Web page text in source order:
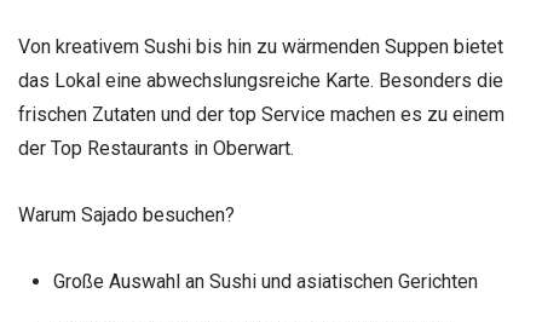
Von kreativem Sushi bis hin zu wärmenden Suppen bietet
das Lokal eine abwechslungsreiche Karte. Besonders die
frischen Zutaten und der top Service machen es zu einem
der Top Restaurants in Oberwart.
Warum Sajado besuchen?
Große Auswahl an Sushi und asiatischen Gerichten